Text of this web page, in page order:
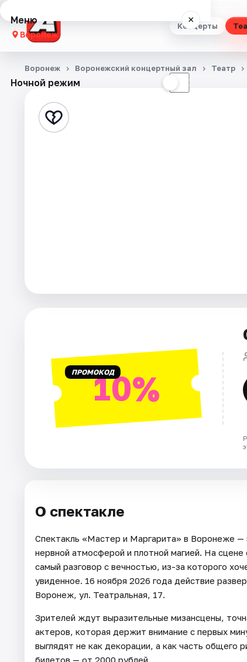
Концерты
Меню ×
Воронеж
Концерты
Стендап
Города
Рейтинги
Ночной режим ☾
Воронеж Воронежский концертный зал Театр
ПРОМОКОД10%
О спектакле
Спектакль «Мастер и Маргарита» в Воронеже —
нервной атмосферой и плотной магией. На
самый разговор с вечностью, из-за которого
увиденное. 16 ноября 2026 года действие
Воронеж, ул. Театральная, 17.
Зрителей ждут выразительные мизансцены,
актеров, которая держит внимание с первых
выглядят не как декорации, а как часть общего
билетов — от 2000 рублей.